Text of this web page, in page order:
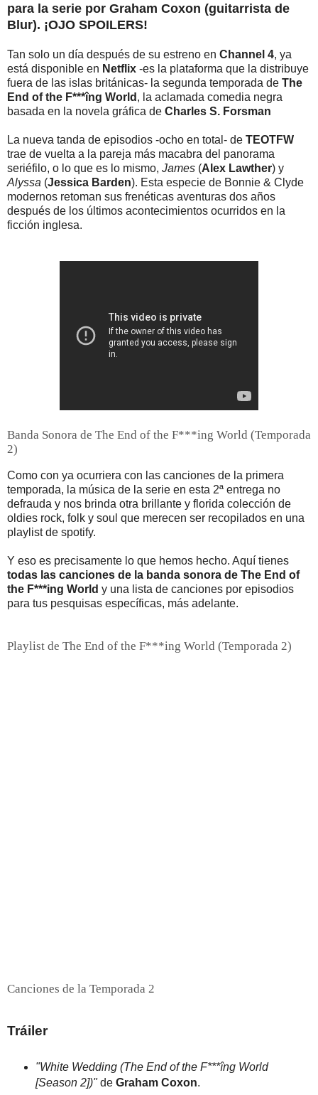
para la serie por Graham Coxon (guitarrista de
Blur). ¡OJO SPOILERS!
Tan solo un día después de su estreno en Channel 4, ya
está disponible en Netflix -es la plataforma que la distribuye
fuera de las islas británicas- la segunda temporada de The
End of the F***îng World , la aclamada comedia negra
basada en la novela gráfica de Charles S. Forsman
La nueva tanda de episodios -ocho en total- de TEOTFW
trae de vuelta a la pareja más macabra del panorama
seriéfilo, o lo que es lo mismo, James (Alex Lawther) y
Alyssa (Jessica Barden). Esta especie de Bonnie & Clyde
modernos retoman sus frenéticas aventuras dos años
después de los últimos acontecimientos ocurridos en la
ficción inglesa.
Banda Sonora de The End of the F***ing World (Temporada
2)
Como con ya ocurriera con las canciones de la primera
temporada, la música de la serie en esta 2ª entrega no
defrauda y nos brinda otra brillante y florida colección de
oldies rock, folk y soul que merecen ser recopilados en una
playlist de spotify.
Y eso es precisamente lo que hemos hecho. Aquí tienes
todas las canciones de la banda sonora de The End of
the F***ing World y una lista de canciones por episodios
para tus pesquisas específicas, más adelante.
Playlist de The End of the F***ing World (Temporada 2)
Canciones de la Temporada 2
Tráiler
"White Wedding (The End of the F***îng World
[Season 2])"de Graham Coxon.